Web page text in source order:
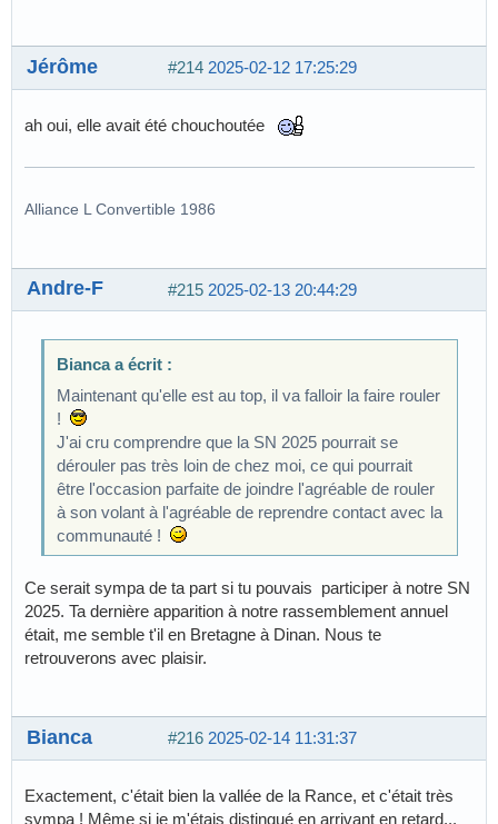
#214 2025-02-12 17:25:29
Jérôme
ah oui, elle avait été chouchoutée
Alliance L Convertible 1986
#215 2025-02-13 20:44:29
Andre-F
Bianca a écrit :
Maintenant qu'elle est au top, il va falloir la faire rouler
!
J'ai cru comprendre que la SN 2025 pourrait se
dérouler pas très loin de chez moi, ce qui pourrait
être l'occasion parfaite de joindre l'agréable de rouler
à son volant à l'agréable de reprendre contact avec la
communauté !
Ce serait sympa de ta part si tu pouvais participer à notre SN
2025. Ta dernière apparition à notre rassemblement annuel
était, me semble t'il en Bretagne à Dinan. Nous te
retrouverons avec plaisir.
#216 2025-02-14 11:31:37
Bianca
Exactement, c'était bien la vallée de la Rance, et c'était très
sympa ! Même si je m'étais distingué en arrivant en retard...